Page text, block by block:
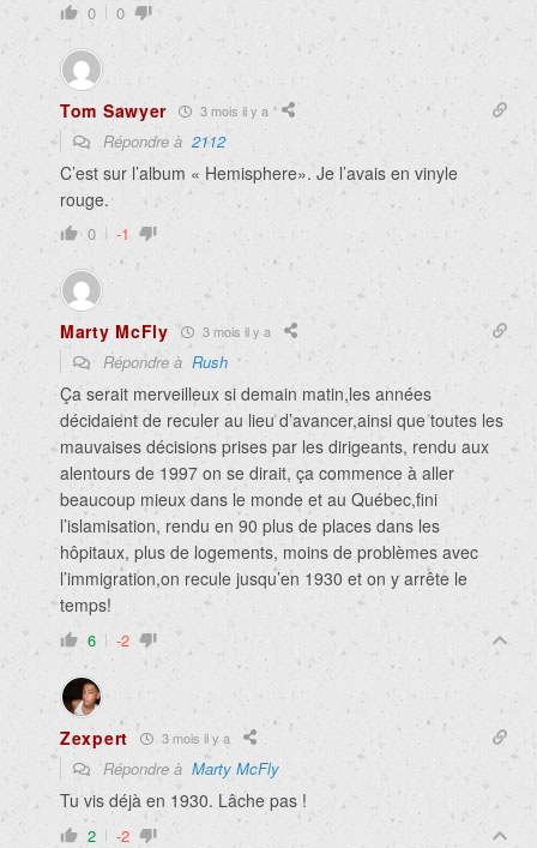
0 0
Tom Sawyer 3 mois il y a
Répondre à 2112
C’est sur l’album « Hemisphere». Je l’avais en vinyle
rouge.
0 -1
Marty McFly 3 mois il y a
Répondre à Rush
Ça serait merveilleux si demain matin,les années
décidaient de reculer au lieu d’avancer,ainsi que toutes les
mauvaises décisions prises par les dirigeants, rendu aux
alentours de 1997 on se dirait, ça commence à aller
beaucoup mieux dans le monde et au Québec,fini
l’islamisation, rendu en 90 plus de places dans les
hôpitaux, plus de logements, moins de problèmes avec
l’immigration,on recule jusqu’en 1930 et on y arrête le
temps!
6 -2
Zexpert 3 mois il y a
Répondre à Marty McFly
Tu vis déjà en 1930. Lâche pas !
2 -2